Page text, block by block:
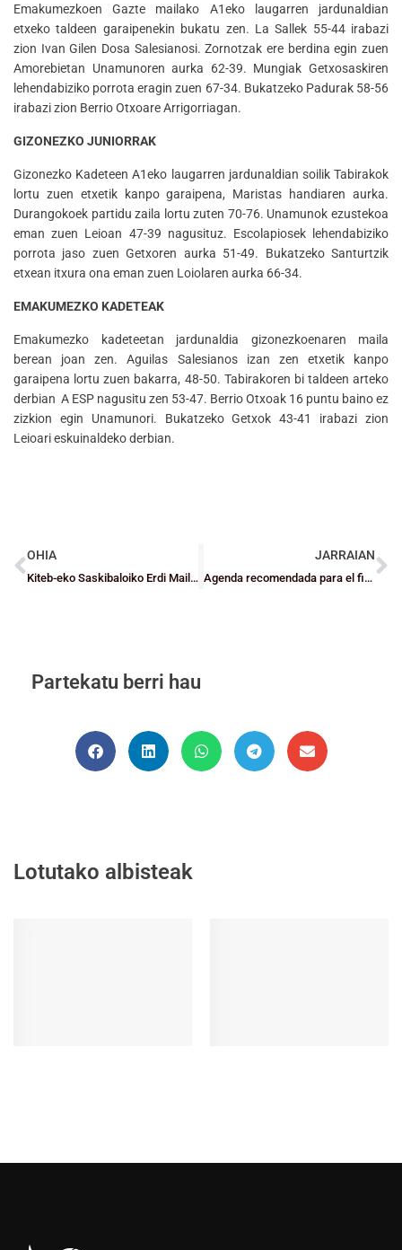
Emakumezkoen Gazte mailako A1eko laugarren jardunaldian
etxeko taldeen garaipenekin bukatu zen. La Sallek 55-44 irabazi
zion Ivan Gilen Dosa Salesianosi. Zornotzak ere berdina egin zuen
Amorebietan Unamunoren aurka 62-39. Mungiak Getxosaskiren
lehendabiziko porrota eragin zuen 67-34. Bukatzeko Padurak 58-56
irabazi zion Berrio Otxoare Arrigorriagan.
GIZONEZKO JUNIORRAK
Gizonezko Kadeteen A1eko laugarren jardunaldian soilik Tabirakok
lortu zuen etxetik kanpo garaipena, Maristas handiaren aurka.
Durangokoek partidu zaila lortu zuten 70-76. Unamunok ezustekoa
eman zuen Leioan 47-39 nagusituz. Escolapiosek lehendabiziko
porrota jaso zuen Getxoren aurka 51-49. Bukatzeko Santurtzik
etxean itxura ona eman zuen Loiolaren aurka 66-34.
EMAKUMEZKO KADETEAK
Emakumezko kadeteetan jardunaldia gizonezkoenaren maila
berean joan zen. Aguilas Salesianos izan zen etxetik kanpo
garaipena lortu zuen bakarra, 48-50. Tabirakoren bi taldeen arteko
derbian A ESP nagusitu zen 53-47. Berrio Otxoak 16 puntu baino ez
zizkion egin Unamunori. Bukatzeko Getxok 43-41 irabazi zion
Leioari eskuinaldeko derbian.
OHIA
Kiteb-eko Saskibaloiko Erdi Mailako Tekniko Graduaren informazio guztia
JARRAIAN
Agenda recomendada para el fin de semana
Partekatu berri hau
Lotutako albisteak